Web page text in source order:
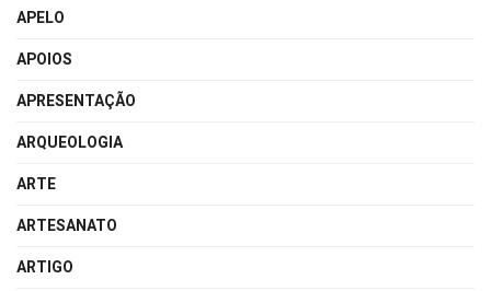
APELO
APOIOS
APRESENTAÇÃO
ARQUEOLOGIA
ARTE
ARTESANATO
ARTIGO